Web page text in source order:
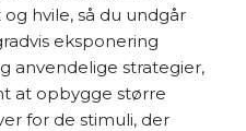
hvile, så du undgår
eksponering
anvendelige strategier,
at opbygge større
for de stimuli, der